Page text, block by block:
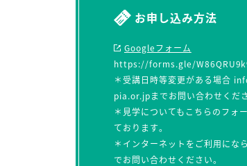
お申し込み方法
Googleフォーム
https://forms.gle/
＊受講日時等変更がある場合
pia.or.jpまでお問い合わせくださ
＊見学についてもこちらのフォ
ております。
＊インターネットをご利用にな
でお問い合わせください。